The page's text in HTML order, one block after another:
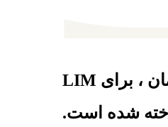
LIM توسط معلمان ، برای
شده است.